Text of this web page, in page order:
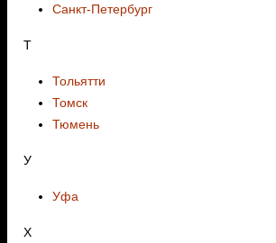
Санкт-Петербург
Т
Тольятти
Томск
Тюмень
У
Уфа
Х